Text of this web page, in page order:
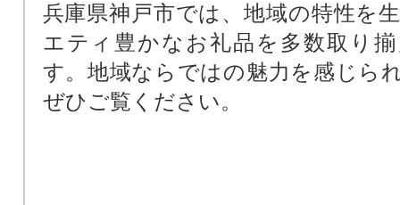
兵庫県神戸市では、地域の特性を
エティ豊かなお礼品を多数取り
す。地域ならではの魅力を感じら
ぜひご覧ください。